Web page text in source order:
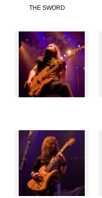
THE SWORD